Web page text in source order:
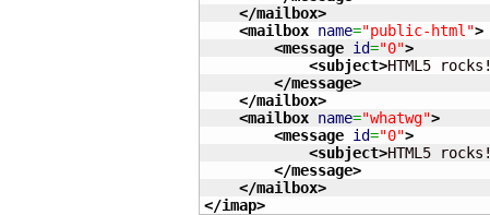
</mailbox>
<mailbox name="public-html">
<message id="0">
<subject>HTML5 rocks!
</message>
</mailbox>
<mailbox name="whatwg">
<message id="0">
<subject>HTML5 rocks!
</message>
</mailbox>
</imap>